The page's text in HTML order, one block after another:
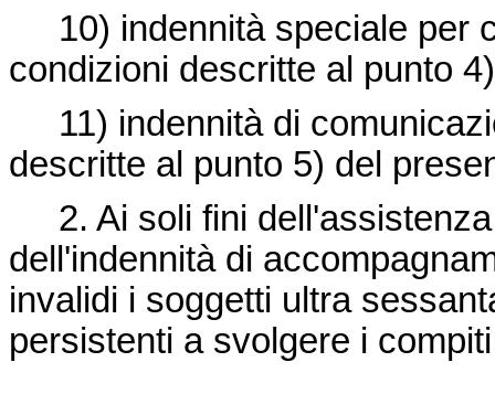
10) indennità speciale per
condizioni descritte al punto
11) indennità di
descritte al punto 5) del
2. Ai soli fini dell'assistenza
dell'indennità di
invalidi i soggetti ultra
persistenti a svolgere i